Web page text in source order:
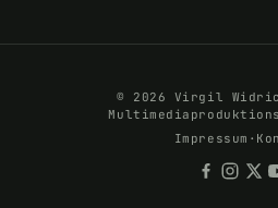
© 2026 Virgil
Multimediaproduktions
Impressum ·